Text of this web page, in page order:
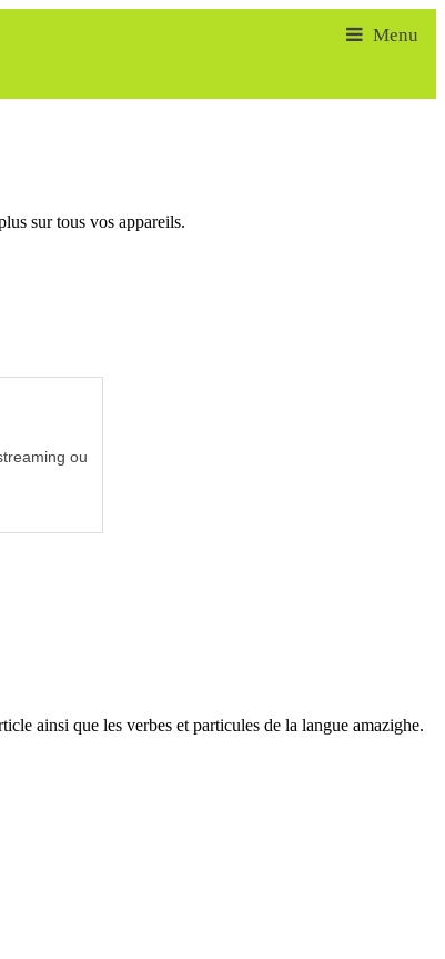
sur tous vos appareils.
ou
ainsi que les verbes et particules de la langue amazighe.